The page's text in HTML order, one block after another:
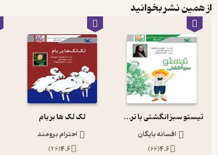
از همین نشر بخوانید
تیستو سبز انگشتی با ترجمه لیلی گلستان
افسانه بایگان
4.6
(
66
)
لک لک ها بر بام
احترام برومند
4.6
(
26
)